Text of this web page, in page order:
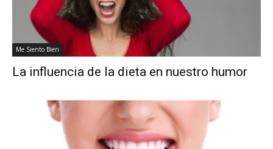
Me Siento Bien
La influencia de la dieta en nuestro humor